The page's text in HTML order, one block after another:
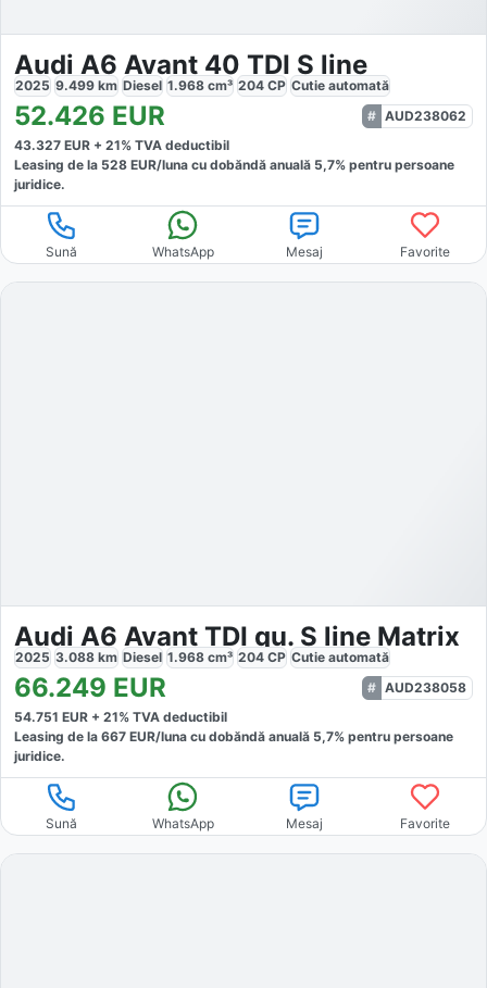
Audi A6 Avant 40 TDI S line
2025 9.499 km Diesel 1.968 cm³ 204 CP Cutie automată
52.426 EUR
AUD238062
43.327 EUR + 21% TVA deductibil
Leasing de la 528 EUR/luna cu dobăndă anuală 5,7% pentru persoane
juridice.
Sună WhatsApp Mesaj Favorite
Audi A6 Avant TDI qu. S line Matrix
2025 3.088 km Diesel 1.968 cm³ 204 CP Cutie automată
66.249 EUR
AUD238058
54.751 EUR + 21% TVA deductibil
Leasing de la 667 EUR/luna cu dobăndă anuală 5,7% pentru persoane
juridice.
Sună WhatsApp Mesaj Favorite